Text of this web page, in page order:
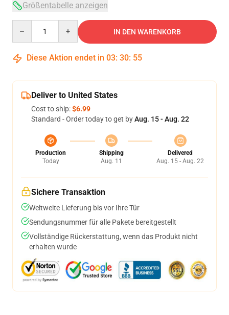
Größentabelle anzeigen
IN DEN WARENKORB
Diese Aktion endet in 03: 30: 54
Deliver to United States
Cost to ship:$6.99
Standard - Order today to get byAug. 15 - Aug. 22
Production
Today
Shipping
Aug. 11
Delivered
Aug. 15 - Aug. 22
Sichere Transaktion
Weltweite Lieferung bis vor Ihre Tür
Sendungsnummer für alle Pakete bereitgestellt
Vollständige Rückerstattung, wenn das Produkt nicht
erhalten wurde